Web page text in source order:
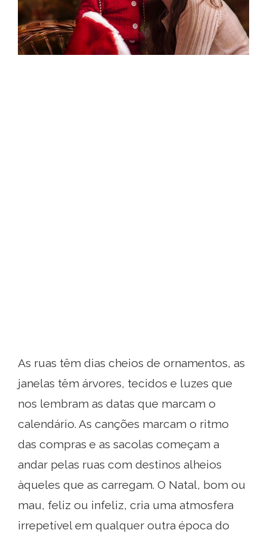
As ruas têm dias cheios de ornamentos, as
janelas têm árvores, tecidos e luzes que
nos lembram as datas que marcam o
calendário. As canções marcam o ritmo
das compras e as sacolas começam a
andar pelas ruas com destinos alheios
àqueles que as carregam. O Natal, bom ou
mau, feliz ou infeliz, cria uma atmosfera
irrepetível em qualquer outra época do